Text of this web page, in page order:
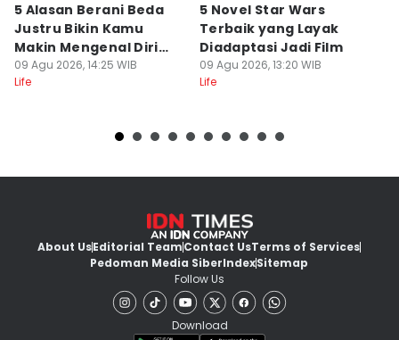
5 Alasan Berani Beda
Justru Bikin Kamu
Makin Mengenal Diri
Sendiri
09 Agu 2026, 14:25 WIB
Life
5 Novel Star Wars
Terbaik yang Layak
Diadaptasi Jadi Film
09 Agu 2026, 13:20 WIB
Life
About UsEditorial TeamContact UsTerms of Services
Pedoman Media SiberIndexSitemap
Follow Us
Download